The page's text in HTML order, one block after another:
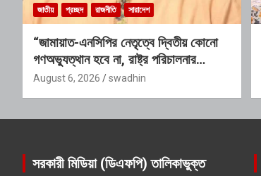
জাতীয় প্রচ্ছদ রাজনীতি সারাদেশ
“জামায়াত-এনসিপির নেতৃত্বে দ্বিতীয় কোনো
গণঅভ্যুত্থান হবে না, রাষ্ট্র পরিচালনার
যোগ্যতাও তাদের নেই”: রাশেদ খাঁনের
August 6, 2026 swadhin
সরকারী মিডিয়া (ডিএফপি) তালিকাভুক্ত